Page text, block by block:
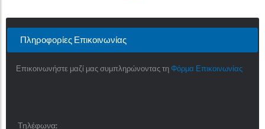
Πληροφορίες Επικοινωνίας
Επικοινωνήστε μαζί μας συμπληρώνοντας τη Φόρμα Επικοινωνίας
Τηλέφωνα: